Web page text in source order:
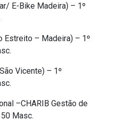
E-Bike Madeira) – 1º
Estreito – Madeira) – 1º
Vicente) – 1º
–CHARIB Gestão de
Masc.